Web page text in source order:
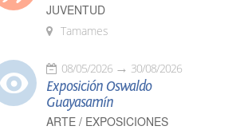
JUVENTUD
Tamames
08/05/2026 30/08/2026
Exposición Oswaldo
Guayasamín
ARTE / EXPOSICIONES